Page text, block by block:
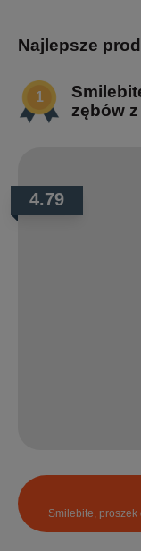
Najlepsze
zębów
4.79
Smilebite,